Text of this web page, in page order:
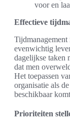
voor en
Effectieve
Tijdmanagement
evenwichtig
dagelijkse taken
dat men
Het toepassen
organisatie als
beschikbaar
Prioriteiten